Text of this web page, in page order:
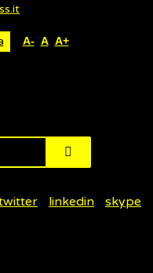
A- A A+
linkedin skype